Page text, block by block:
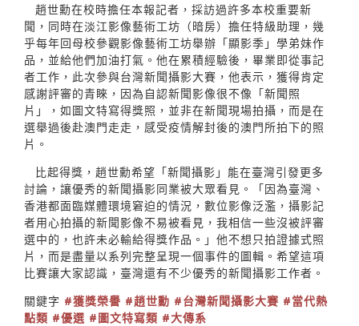
趙世勳在校時擔任本報記者，採訪過許多本校重要新
聞，同時在淡江影像藝術工坊（暗房）擔任特級助理，幾
乎每年回母校參觀影像藝術工坊舉辦「顯影季」學弟妹作
品，並給他們加油打氣。他在累積經驗後，畢業即從事記
者工作，此次參與台灣新聞攝影大賽，他表示，獲得肯定
感謝評審的青睞，因為自認新聞影像很不像「新聞照
片」，如圖文特寫得獎照，並非在新聞現場拍攝，而是在
選舉過後赴澳門走走，感受疫情解封後的澳門所拍下的照
片。
比起得獎，趙世勳希望「新聞攝影」能在臺灣引發更多
討論，讓優秀的新聞攝影同業被大眾看見。「因為臺灣、
香港都面臨媒體環境窘迫的情況，數位影像泛濫，攝影記
者用心拍攝的新聞影像不易被看見，我相信一些沒被評審
選中的，也許未必輸給得獎作品。」他不想只拍證據式照
片，而是盡量以系列完整呈現一個事件的圖輯。希望這項
比賽讓大家認識，臺灣還有不少優秀的新聞攝影工作者。
關鍵字 #獲獎榮譽 #趙世勳 #台灣新聞攝影大賽 #當代熱
點類 #優選 #圖文特寫類 #大傳系